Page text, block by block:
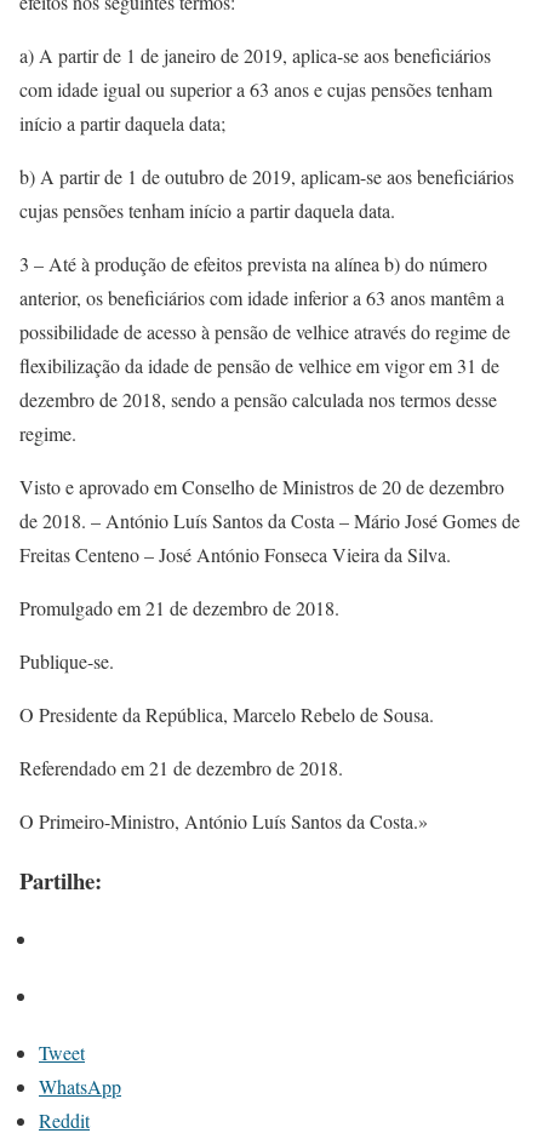
a) A partir de 1 de janeiro de 2019, aplica-se aos beneficiários
com idade igual ou superior a 63 anos e cujas pensões tenham
início a partir daquela data;
b) A partir de 1 de outubro de 2019, aplicam-se aos beneficiários
cujas pensões tenham início a partir daquela data.
3 – Até à produção de efeitos prevista na alínea b) do número
anterior, os beneficiários com idade inferior a 63 anos mantêm a
possibilidade de acesso à pensão de velhice através do regime de
flexibilização da idade de pensão de velhice em vigor em 31 de
dezembro de 2018, sendo a pensão calculada nos termos desse
regime.
Visto e aprovado em Conselho de Ministros de 20 de dezembro
de 2018. – António Luís Santos da Costa – Mário José Gomes de
Freitas Centeno – José António Fonseca Vieira da Silva.
Promulgado em 21 de dezembro de 2018.
Publique-se.
O Presidente da República, Marcelo Rebelo de Sousa.
Referendado em 21 de dezembro de 2018.
O Primeiro-Ministro, António Luís Santos da Costa.»
Partilhe:
Tweet
WhatsApp
Reddit